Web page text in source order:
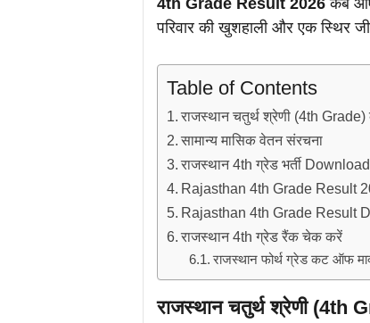
4th Grade Result 2026कब
परिवार की खुशहाली और एक स्थिर
Table of Contents
राजस्थान चतुर्थ श्रेणी (4th Grade)
सामान्य मासिक वेतन संरचना
राजस्थान 4th ग्रेड भर्ती
Rajasthan 4th Grade Result
Rajasthan 4th Grade Result
राजस्थान 4th ग्रेड रैंक चेक करें
राजस्थान फोर्थ ग्रेड कट ऑफ
राजस्थान चतुर्थ श्रेणी (4th